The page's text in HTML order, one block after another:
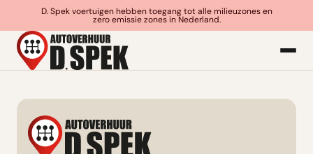
D. Spek voertuigen hebben toegang tot alle milieuzones en
zero emissie zones in Nederland.